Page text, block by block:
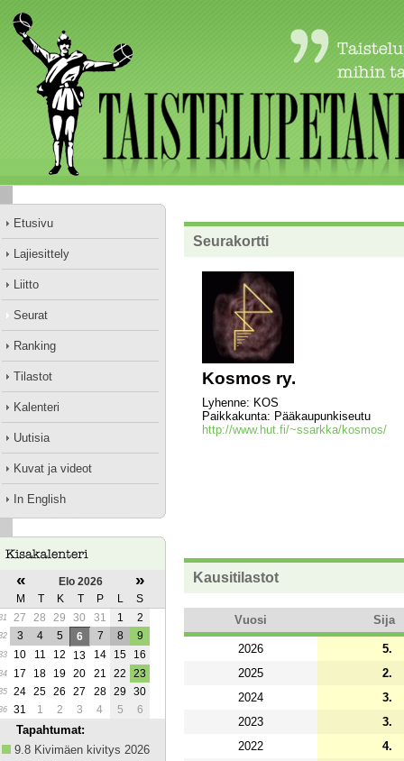
Etusivu
Lajiesittely
Liitto
Seurat
Ranking
Tilastot
Kalenteri
Uutisia
Kuvat ja videot
In English
« Elo 2026 »
M T K T P L S
27 28 29 30 31 1 2
3 4 5 6 7 8 9
10 11 12 13 14 15 16
17 18 19 20 21 22 23
24 25 26 27 28 29 30
31 1 2 3 4 5 6
Tapahtumat:
9.8 Kivimäen kivitys 2026
Seurakortti
Kosmos ry.
Lyhenne: KOS
Paikkakunta: Pääkaupunkiseutu
http://www.hut.fi/~ssarkka/kosmos/
Kausitilastot
Vuosi Sija
2026
5.
2025
2.
2024
3.
2023
3.
2022
4.